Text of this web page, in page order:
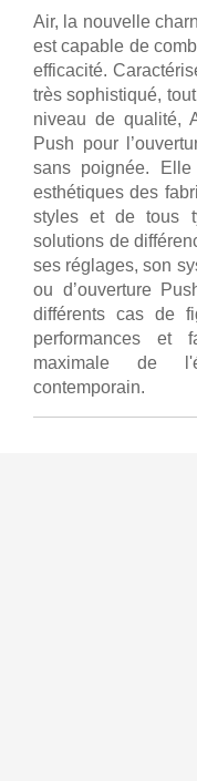
Air, la nouvelle
est capable de
efficacité.
très sophistiqué,
niveau de qualité,
Push pour
sans poignée.
esthétiques des
styles et de tous
solutions de
ses réglages, son
ou d’ouverture
différents cas de
performances et
maximale de
contemporain.